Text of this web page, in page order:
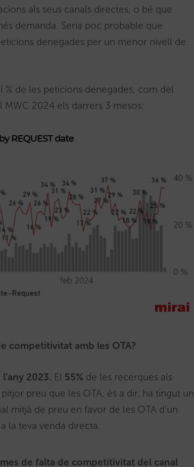
als seus canals directes, o bé que
demanda. Seria poc probable que
denegades per un menor nivell de
de les peticions denegades, com del
2024 els darrers 3 mesos:
competitivitat amb les OTA?
2023. El 55% de les recerques als
preu que les OTA, és a dir, ha tingut un
mitjà de preu en favor de les OTA d’un
la teva venda directa.
de falta de competitivitat del canal